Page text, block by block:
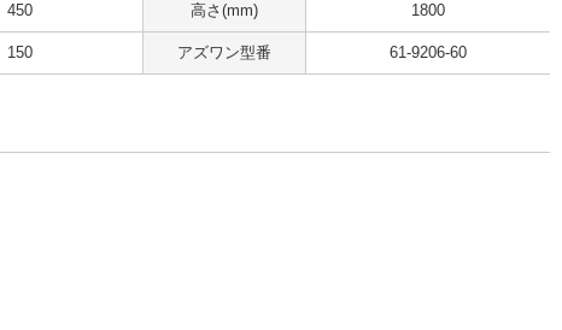
450 高さ(mm) 1800
150 アズワン型番 61-9206-60